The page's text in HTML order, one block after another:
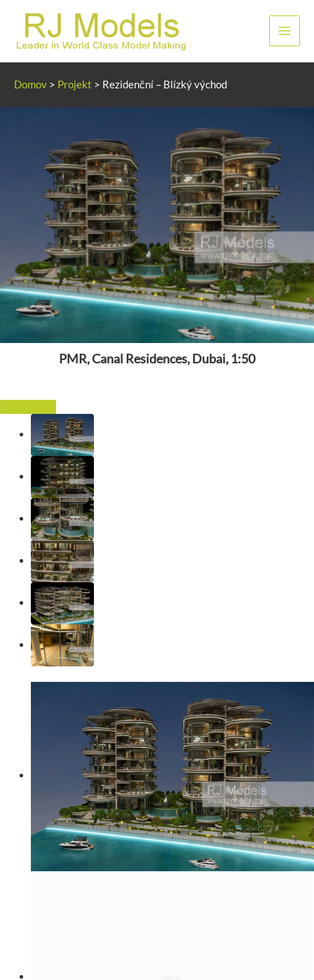
obsah
Domov > Projekt > Rezidenční – Blízký východ
PMR, Canal Residences, Dubai, 1:50